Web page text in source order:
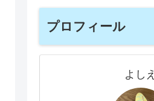
プロフィール
よしえ